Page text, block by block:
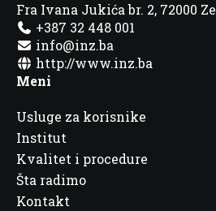
Fra Ivana Jukića br. 2, 72000
+387 32 448 001
info@inz.ba
http://www.inz.ba
Meni
Usluge za korisnike
Institut
Kvalitet i procedure
Šta radimo
Kontakt